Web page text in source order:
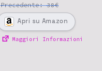
Precedente:38€
Apri su Amazon
Maggiori Informazioni